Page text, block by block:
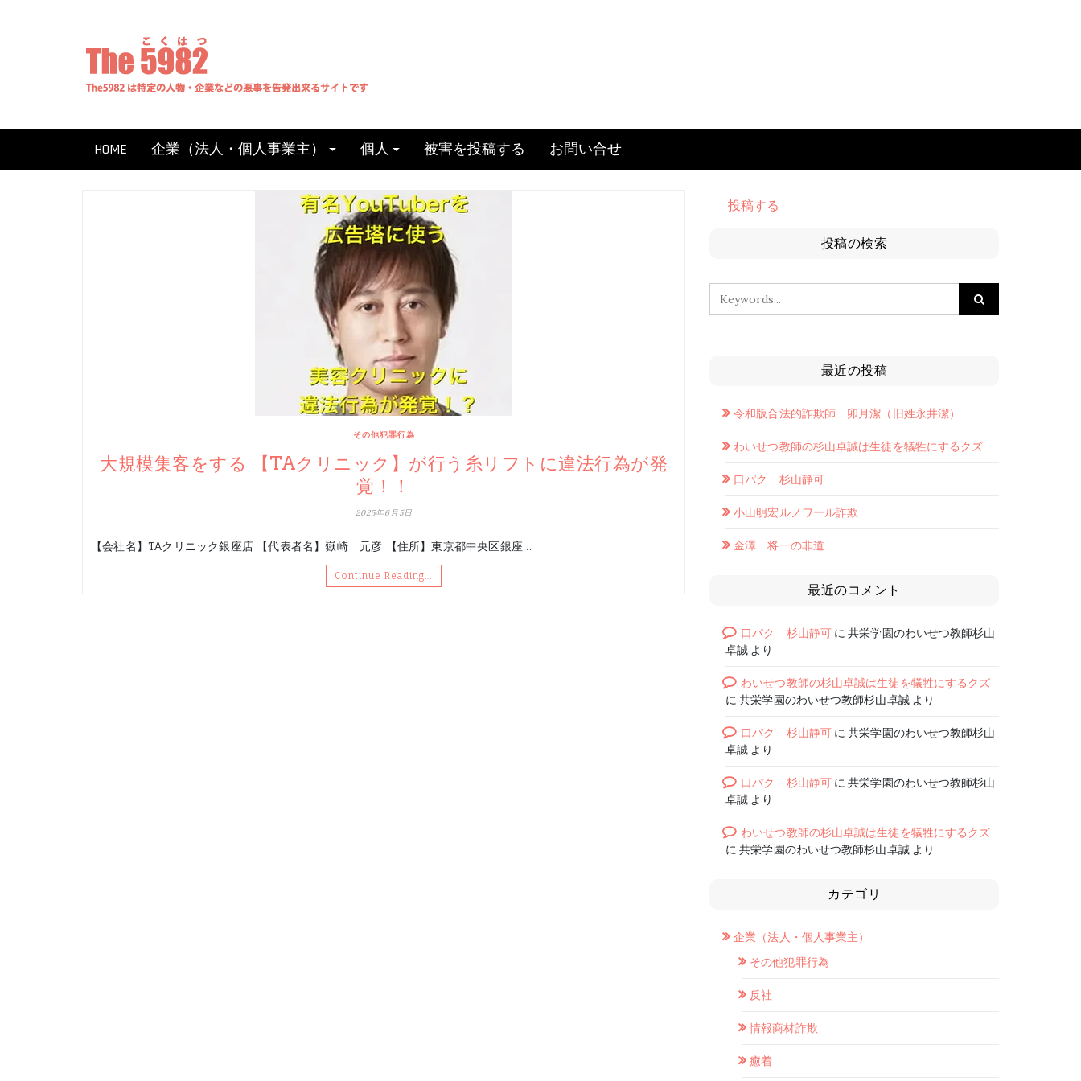
HOME 企業（法人・個人事業主） 個人 被害を投稿する お問い合せ
その他犯罪行為
大規模集客をする 【TAクリニック】が行う糸リフトに違法行為が発
覚！！
2025年6月5日
【会社名】TAクリニック銀座店 【代表者名】嶽崎 元彦 【住所】東京都中央区銀座…
Continue Reading…
投稿する
投稿の検索
最近の投稿
令和版合法的詐欺師 卯月潔（旧姓永井潔）
わいせつ教師の杉山卓誠は生徒を犠牲にするクズ
口パク 杉山静可
小山明宏ルノワール詐欺
金澤 将一の非道
最近のコメント
口パク 杉山静可に共栄学園のわいせつ教師杉山
卓誠 より
わいせつ教師の杉山卓誠は生徒を犠牲にするクズ
に共栄学園のわいせつ教師杉山卓誠より
口パク 杉山静可に共栄学園のわいせつ教師杉山
卓誠 より
口パク 杉山静可に共栄学園のわいせつ教師杉山
卓誠 より
わいせつ教師の杉山卓誠は生徒を犠牲にするクズ
に共栄学園のわいせつ教師杉山卓誠より
カテゴリ
企業（法人・個人事業主）
その他犯罪行為
反社
情報商材詐欺
癒着